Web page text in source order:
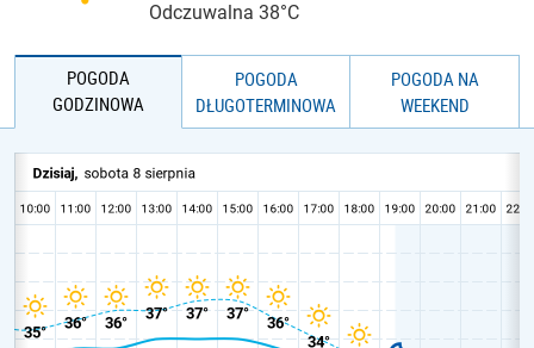
Odczuwalna 38°C
POGODA
GODZINOWA
POGODA
DŁUGOTERMINOWA
POGODA NA
WEEKEND